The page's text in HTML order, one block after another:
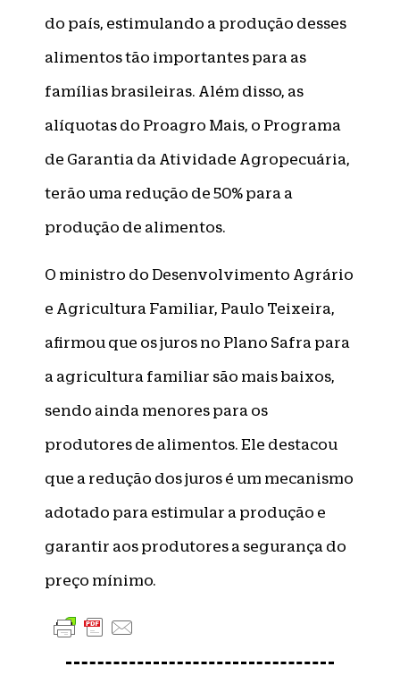
do país, estimulando a produção desses
alimentos tão importantes para as
famílias brasileiras. Além disso, as
alíquotas do Proagro Mais, o Programa
de Garantia da Atividade Agropecuária,
terão uma redução de 50% para a
produção de alimentos.
O ministro do Desenvolvimento Agrário
e Agricultura Familiar, Paulo Teixeira,
afirmou que os juros no Plano Safra para
a agricultura familiar são mais baixos,
sendo ainda menores para os
produtores de alimentos. Ele destacou
que a redução dos juros é um mecanismo
adotado para estimular a produção e
garantir aos produtores a segurança do
preço mínimo.